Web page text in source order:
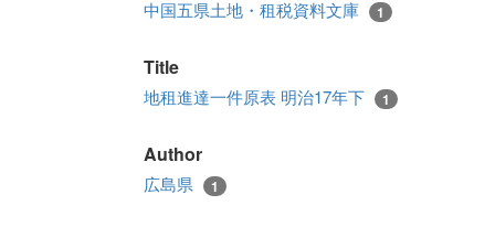
中国五県土地・租税資料文庫 1
Title
地租進達一件原表 明治17年下 1
Author
広島県 1